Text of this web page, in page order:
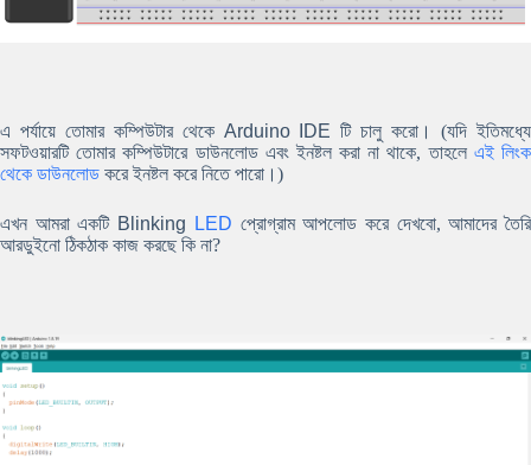
এ পর্যায়ে তোমার কম্পিউটার থেকে Arduino IDE টি চালু করো। (যদি ইতিমধ্যে
সফটওয়ারটি তোমার কম্পিউটারে ডাউনলোড এবং ইনষ্টল করা না থাকে, তাহলে এই লিংক
থেকে ডাউনলোড করে ইনষ্টল করে নিতে পারো।)
এখন আমরা একটি Blinking LED প্রোগ্রাম আপলোড করে দেখবো, আমাদের তৈরি
আরডুইনো ঠিকঠাক কাজ করছে কি না?